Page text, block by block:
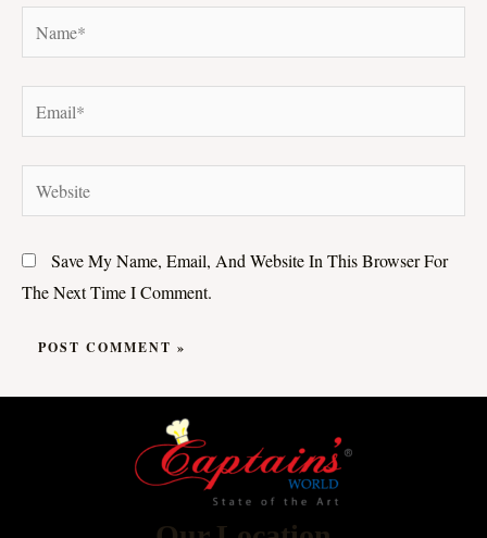
Name*
Email*
Website
Save My Name, Email, And Website In This Browser For
The Next Time I Comment.